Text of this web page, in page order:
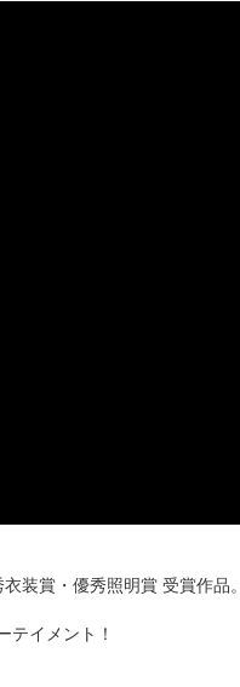
装賞・優秀照明賞 受賞作品。
テイメント！